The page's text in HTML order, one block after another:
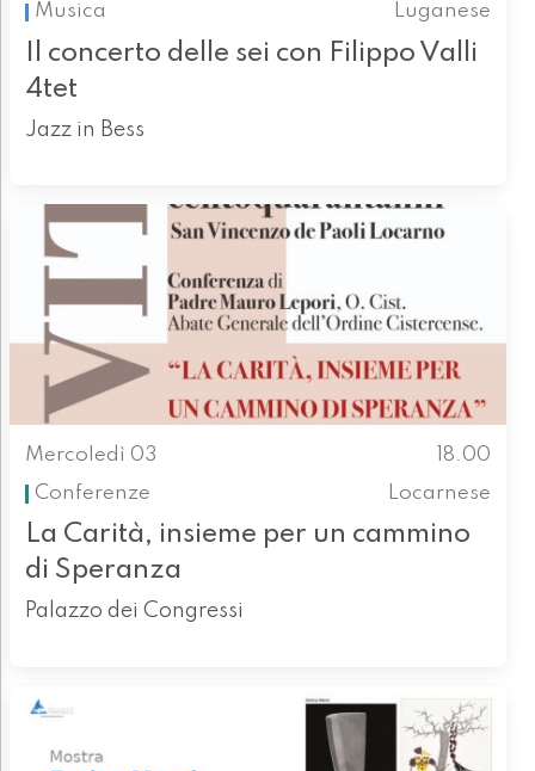
Musica
Luganese
Il concerto delle sei con Filippo Valli
4tet
Jazz in Bess
Mercoledì 03
18.00
Conferenze
Locarnese
La Carità, insieme per un cammino
di Speranza
Palazzo dei Congressi